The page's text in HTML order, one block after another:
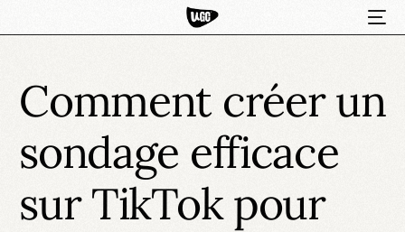
Comment créer un
sondage efficace
sur TikTok pour